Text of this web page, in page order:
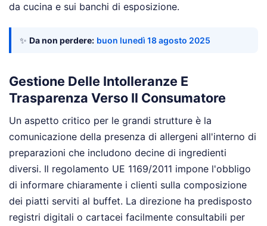
da cucina e sui banchi di esposizione.
✨ Da non perdere: buon lunedì 18 agosto 2025
Gestione Delle Intolleranze E
Trasparenza Verso Il Consumatore
Un aspetto critico per le grandi strutture è la
comunicazione della presenza di allergeni all'interno di
preparazioni che includono decine di ingredienti
diversi. Il regolamento UE 1169/2011 impone l'obbligo
di informare chiaramente i clienti sulla composizione
dei piatti serviti al buffet. La direzione ha predisposto
registri digitali o cartacei facilmente consultabili per